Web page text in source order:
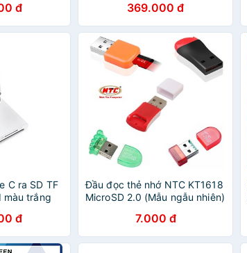
đ
USB 3.0 vỏ nhôm CM387
Hàng chính hãng
369.000 đ
C ra SD TF
màu trắng
đ
Đầu đọc thẻ nhớ NTC KT1618
MicroSD 2.0 (Mẫu ngẫu nhiên)
7.000 đ